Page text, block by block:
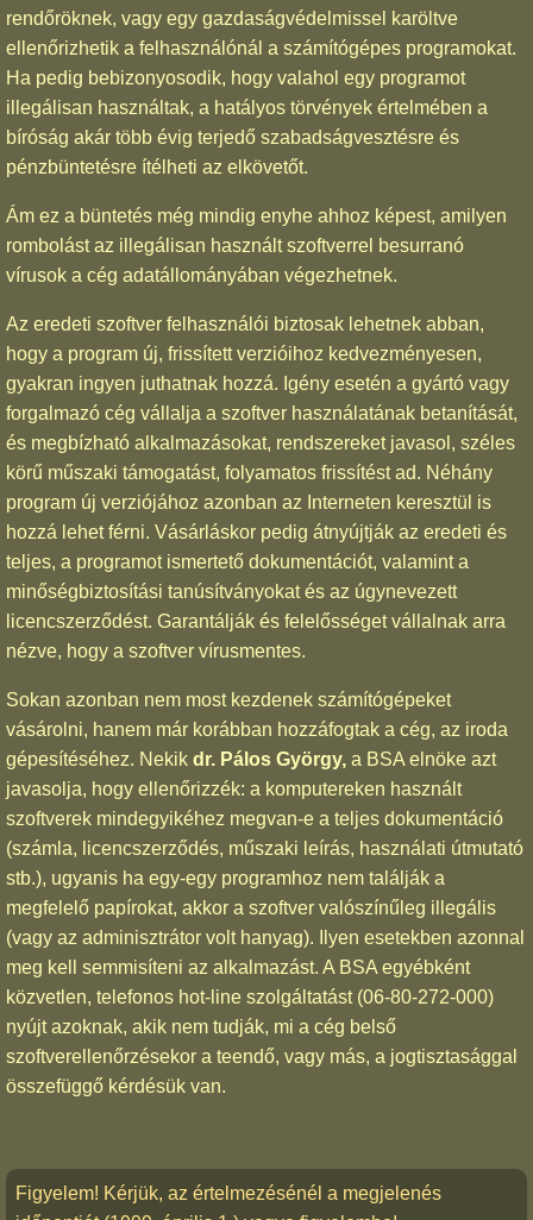
rendőröknek, vagy egy gazdaságvédelmissel karöltve
ellenőrizhetik a felhasználónál a számítógépes programokat.
Ha pedig bebizonyosodik, hogy valahol egy programot
illegálisan használtak, a hatályos törvények értelmében a
bíróság akár több évig terjedő szabadságvesztésre és
pénzbüntetésre ítélheti az elkövetőt.
Ám ez a büntetés még mindig enyhe ahhoz képest, amilyen
rombolást az illegálisan használt szoftverrel besurranó
vírusok a cég adatállományában végezhetnek.
Az eredeti szoftver felhasználói biztosak lehetnek abban,
hogy a program új, frissített verzióihoz kedvezményesen,
gyakran ingyen juthatnak hozzá. Igény esetén a gyártó vagy
forgalmazó cég vállalja a szoftver használatának betanítását,
és megbízható alkalmazásokat, rendszereket javasol, széles
körű műszaki támogatást, folyamatos frissítést ad. Néhány
program új verziójához azonban az Interneten keresztül is
hozzá lehet férni. Vásárláskor pedig átnyújtják az eredeti és
teljes, a programot ismertető dokumentációt, valamint a
minőségbiztosítási tanúsítványokat és az úgynevezett
licencszerződést. Garantálják és felelősséget vállalnak arra
nézve, hogy a szoftver vírusmentes.
Sokan azonban nem most kezdenek számítógépeket
vásárolni, hanem már korábban hozzáfogtak a cég, az iroda
gépesítéséhez. Nekik dr. Pálos György, a BSA elnöke azt
javasolja, hogy ellenőrizzék: a komputereken használt
szoftverek mindegyikéhez megvan-e a teljes dokumentáció
(számla, licencszerződés, műszaki leírás, használati útmutató
stb.), ugyanis ha egy-egy programhoz nem találják a
megfelelő papírokat, akkor a szoftver valószínűleg illegális
(vagy az adminisztrátor volt hanyag). Ilyen esetekben azonnal
meg kell semmisíteni az alkalmazást. A BSA egyébként
közvetlen, telefonos hot-line szolgáltatást (06-80-272-000)
nyújt azoknak, akik nem tudják, mi a cég belső
szoftverellenőrzésekor a teendő, vagy más, a jogtisztasággal
összefüggő kérdésük van.
Figyelem! Kérjük, az értelmezésénél a megjelenés